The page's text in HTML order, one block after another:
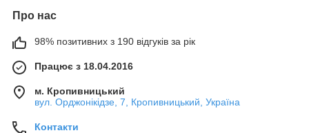
Про нас
98% позитивних з 190 відгуків за рік
Працює з 18.04.2016
м. Кропивницький
вул. Орджонікідзе, 7, Кропивницький, Україна
Контакти